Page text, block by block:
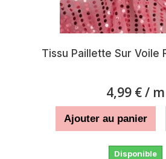
Tissu Paillette Sur Voile
4,99 €/ m
Ajouter au panier
Disponible